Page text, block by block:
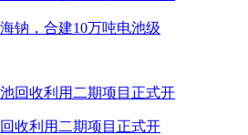
钠，合建10万吨电池级
收利用二期项目正式开